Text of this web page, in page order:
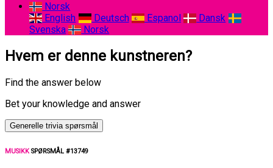
Norsk
English
Deutsch Espanol
Dansk
Svenska
Norsk
Hvem er denne kunstneren?
Find the answer below
Bet your knowledge and answer
Generelle trivia spørsmål
MUSIKKSPØRSMÅL #13749